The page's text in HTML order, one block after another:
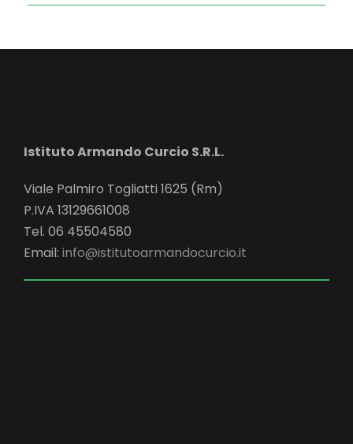
Istituto Armando Curcio S.R.L.
Viale Palmiro Togliatti 1625 (Rm)
P.IVA 13129661008
Tel. 06 45504580
Email: info@istitutoarmandocurcio.it